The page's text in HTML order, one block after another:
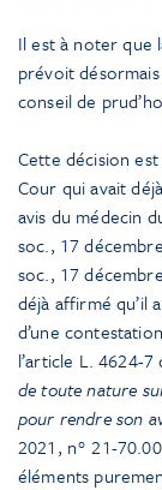
Il est à noter que
prévoit
conseil de
Cette décision
Cour qui avait
avis du médecin
soc., 17
soc., 17
déjà affirmé qu’il
d’une
l’article L. 4624-
de toute nature
pour rendre son
2021, n° 21-
éléments